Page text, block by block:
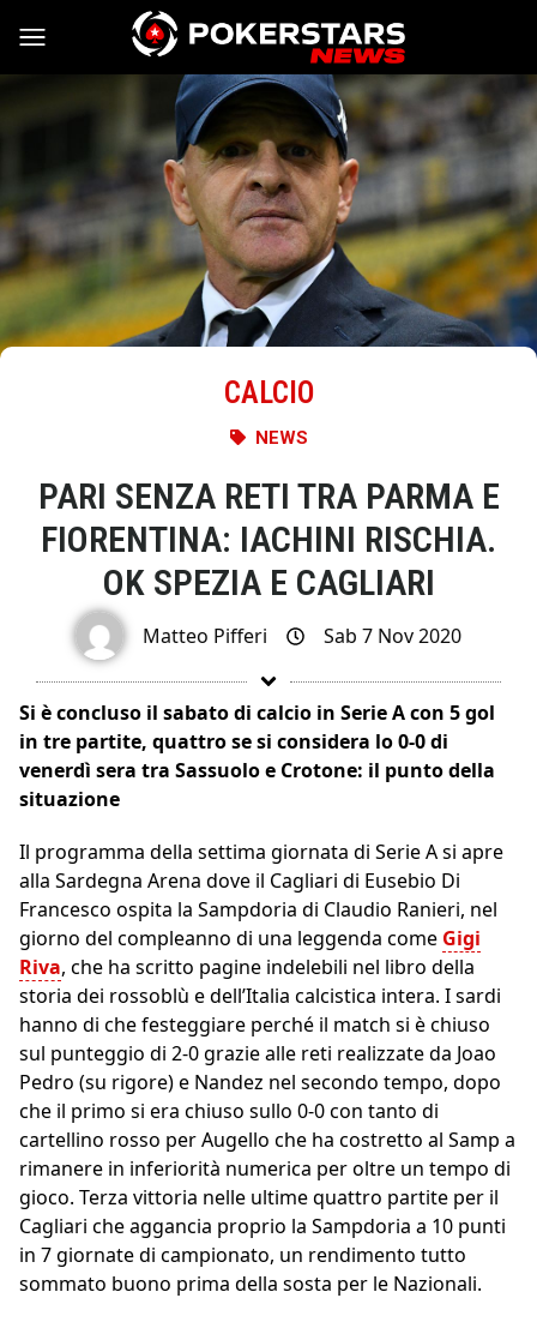
Vai al contenuto
CALCIO
NEWS
PARI SENZA RETI TRA PARMA E
FIORENTINA: IACHINI RISCHIA.
OK SPEZIA E CAGLIARI
Matteo Pifferi Sab 7 Nov 2020
Si è concluso il sabato di calcio in Serie A con 5 gol
in tre partite, quattro se si considera lo 0-0 di
venerdì sera tra Sassuolo e Crotone: il punto della
situazione
Il programma della settima giornata di Serie A si apre
alla Sardegna Arena dove il Cagliari di Eusebio Di
Francesco ospita la Sampdoria di Claudio Ranieri, nel
giorno del compleanno di una leggenda come Gigi
Riva, che ha scritto pagine indelebili nel libro della
storia dei rossoblù e dell’Italia calcistica intera. I sardi
hanno di che festeggiare perché il match si è chiuso
sul punteggio di 2-0 grazie alle reti realizzate da Joao
Pedro (su rigore) e Nandez nel secondo tempo, dopo
che il primo si era chiuso sullo 0-0 con tanto di
cartellino rosso per Augello che ha costretto al Samp a
rimanere in inferiorità numerica per oltre un tempo di
gioco. Terza vittoria nelle ultime quattro partite per il
Cagliari che aggancia proprio la Sampdoria a 10 punti
in 7 giornate di campionato, un rendimento tutto
sommato buono prima della sosta per le Nazionali.